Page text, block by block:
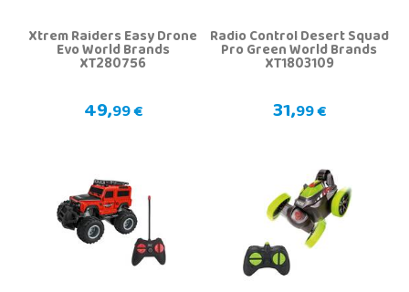
Xtrem Raiders Easy Drone
Evo World Brands
XT280756
49,99 €
Radio Control Desert Squad
Pro Green World Brands
XT1803109
31,99 €